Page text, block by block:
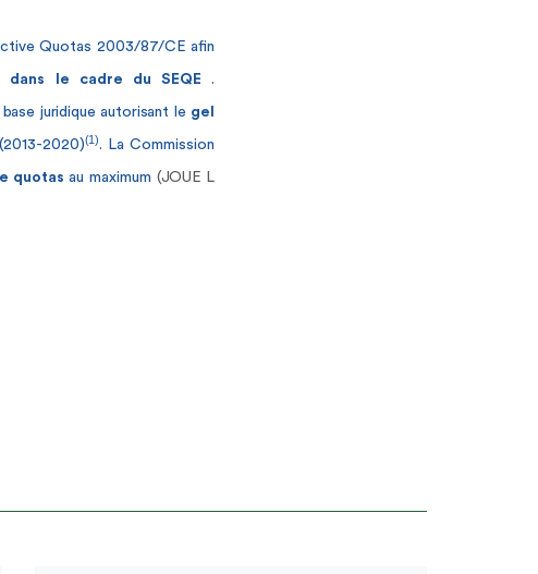
Quotas 2003/87/CE afin
dans le cadre du SEQE .
base juridique autorisant le gel
2020)(1). La Commission
quotasau maximum (JOUE L